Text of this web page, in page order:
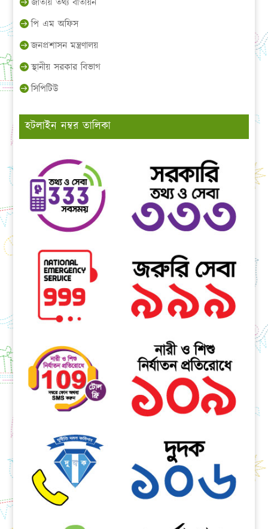
জাতীয় তথ্য বাতায়ন
পি এম অফিস
জনপ্রশাসন মন্ত্রণালয়
স্থানীয় সরকার বিভাগ
সিপিটিউ
হটলাইন নম্বর তালিকা